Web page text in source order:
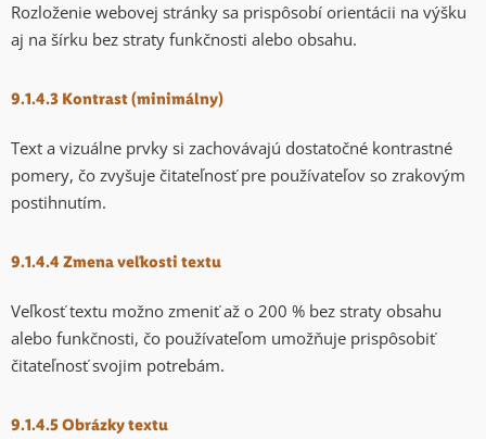
Rozloženie webovej stránky sa prispôsobí orientácii na výšku
aj na šírku bez straty funkčnosti alebo obsahu.
9.1.4.3 Kontrast (minimálny)
Text a vizuálne prvky si zachovávajú dostatočné kontrastné
pomery, čo zvyšuje čitateľnosť pre používateľov so zrakovým
postihnutím.
9.1.4.4 Zmena veľkosti textu
Veľkosť textu možno zmeniť až o 200 % bez straty obsahu
alebo funkčnosti, čo používateľom umožňuje prispôsobiť
čitateľnosť svojim potrebám.
9.1.4.5 Obrázky textu